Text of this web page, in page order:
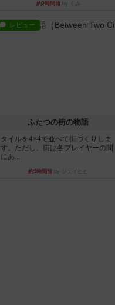
約2時間前by くみ
レビュー
ふたつの街の物語
タイルを4×4で並べて街づくりしま
す。ただし、街は各プレイヤーの間
にあ...
約9時間前 by ジェイとと